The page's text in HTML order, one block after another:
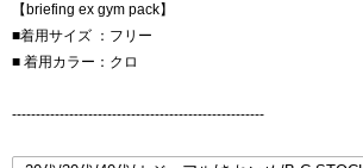
【briefing ex gym pack】
■着用サイズ ：フリー
■ 着用カラー：クロ
-----------------------------------------------------